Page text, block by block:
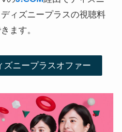
ィズニープラスの視聴料
ます。
ズニープラスオファー